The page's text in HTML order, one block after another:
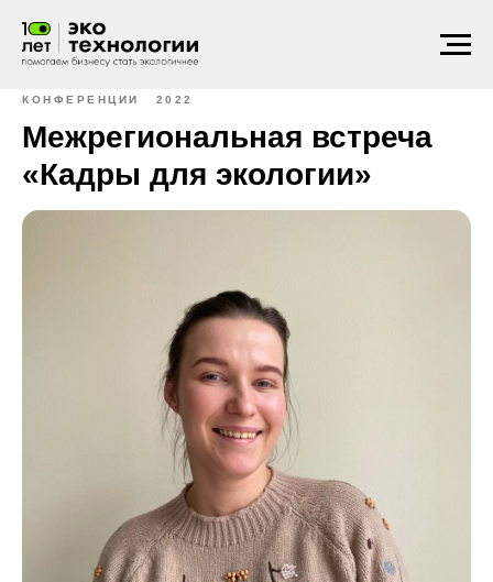
КОНФЕРЕНЦИИ 2022
Межрегиональная встреча
«Кадры для экологии»